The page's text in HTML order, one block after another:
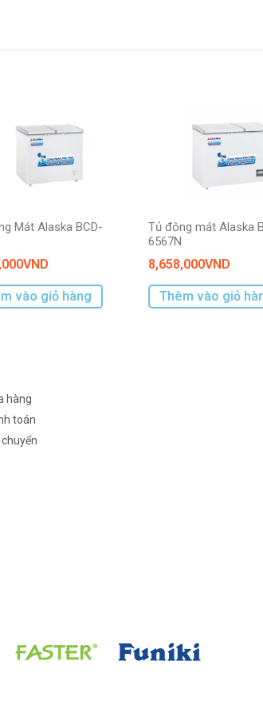
Mát Alaska BCD-
VND
vào giỏ hàng
Tủ đông mát Alaska
6567N
8,658,000VND
Thêm vào giỏ
hàng
toán